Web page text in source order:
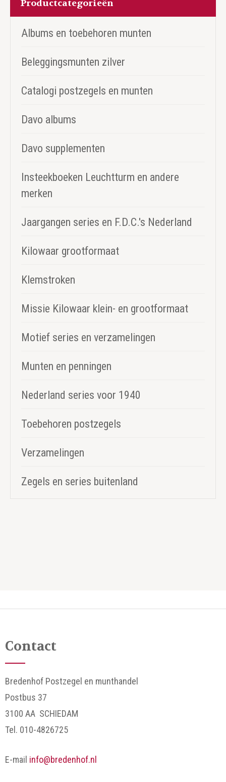
Productcategorieën
Albums en toebehoren munten
Beleggingsmunten zilver
Catalogi postzegels en munten
Davo albums
Davo supplementen
Insteekboeken Leuchtturm en andere
merken
Jaargangen series en F.D.C.'s Nederland
Kilowaar grootformaat
Klemstroken
Missie Kilowaar klein- en grootformaat
Motief series en verzamelingen
Munten en penningen
Nederland series voor 1940
Toebehoren postzegels
Verzamelingen
Zegels en series buitenland
Contact
Bredenhof Postzegel en munthandel
Postbus 37
3100 AA SCHIEDAM
Tel. 010-4826725
E-mail info@bredenhof.nl